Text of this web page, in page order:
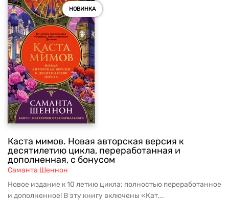
НОВИНКА
Каста мимов. Новая авторская версия к
десятилетию цикла, переработанная и
дополненная, с бонусом
Саманта Шеннон
Новое издание к 10 летию цикла: полностью переработанное
и дополненное! В эту книгу включены «Кат...